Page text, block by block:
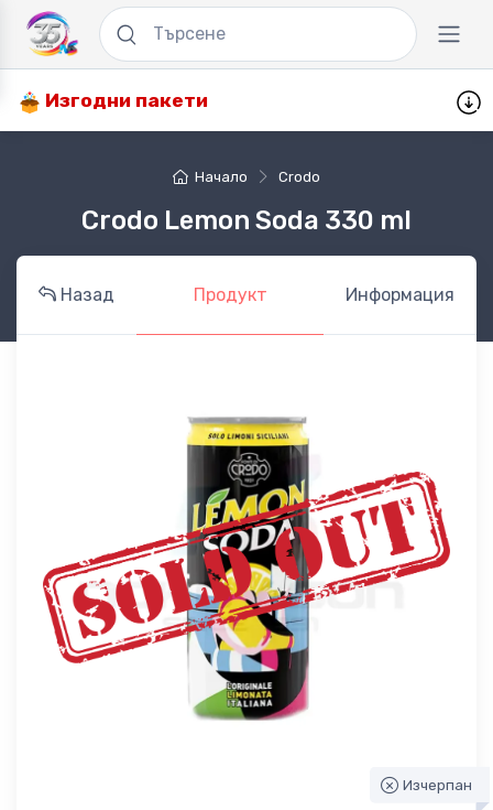
Изгодни пакети
Начало Crodo
Crodo Lemon Soda 330 ml
Назад Продукт Информация
Изчерпан